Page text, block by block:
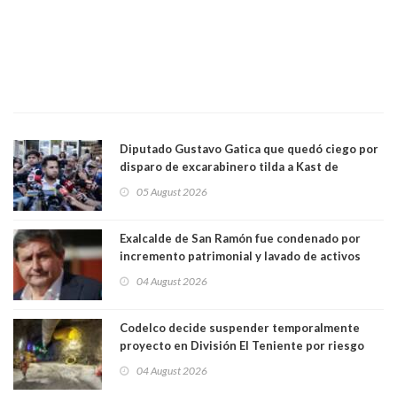
Diputado Gustavo Gatica que quedó ciego por
disparo de excarabinero tilda a Kast de
absolución del exuniformado. Presidente DC
05 August 2026
Exalcalde de San Ramón fue condenado por
incremento patrimonial y lavado de activos
04 August 2026
Codelco decide suspender temporalmente
proyecto en División El Teniente por riesgo
04 August 2026